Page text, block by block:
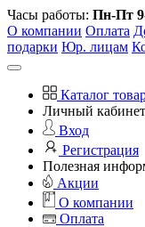
Часы работы: Пн-Пт
О компании Оплата
подарки Юр. лицам
Каталог
Личный кабинет
Вход
Регистрация
Полезная
Акции
О компании
Оплата